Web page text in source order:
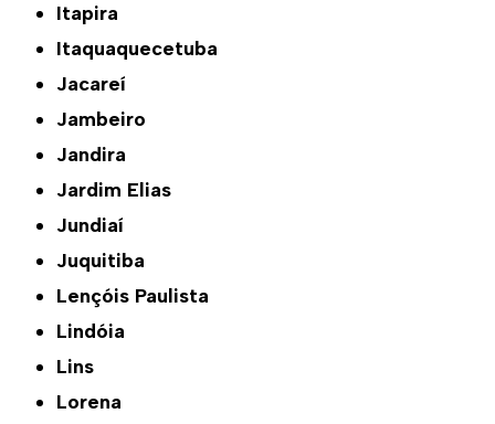
Itapira
Itaquaquecetuba
Jacareí
Jambeiro
Jandira
Jardim Elias
Jundiaí
Juquitiba
Lençóis Paulista
Lindóia
Lins
Lorena